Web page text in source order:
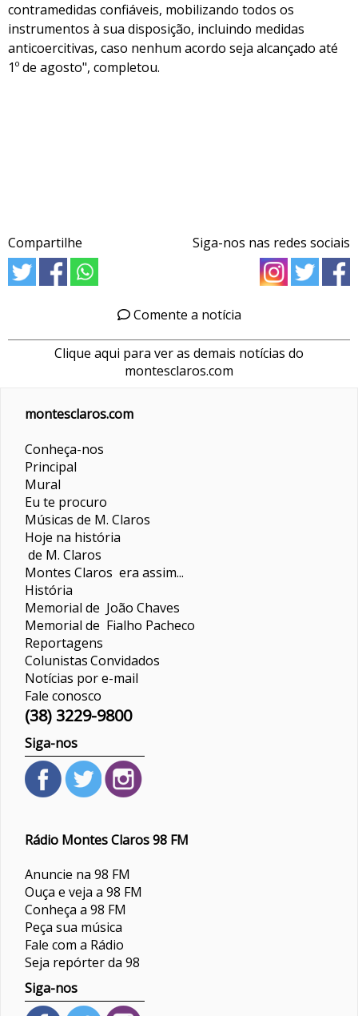
contramedidas confiáveis, mobilizando todos os
instrumentos à sua disposição, incluindo medidas
anticoercitivas, caso nenhum acordo seja alcançado até
1º de agosto", completou.
Compartilhe Siga-nos nas redes sociais
Comente a notícia
Clique aqui para ver as demais notícias do
montesclaros.com
montesclaros.com
Conheça-nos
Principal
Mural
Eu te procuro
Músicas de M. Claros
Hoje na história
de M. Claros
Montes Claros era assim...
História
Memorial de João Chaves
Memorial de Fialho Pacheco
Reportagens
ColunistasConvidados
Notícias por e-mail
Fale conosco
(38) 3229-9800
Siga-nos
Rádio Montes Claros 98 FM
Anuncie na 98 FM
Ouça e veja a 98 FM
Conheça a 98 FM
Peça sua música
Fale com a Rádio
Seja repórter da 98
Siga-nos